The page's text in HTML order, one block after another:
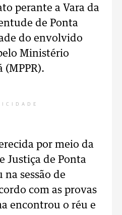
perante a Vara da
de Ponta
do envolvido
Ministério
(MPPR).
por meio da
Justiça de Ponta
na sessão de
com as provas
encontrou o réu e